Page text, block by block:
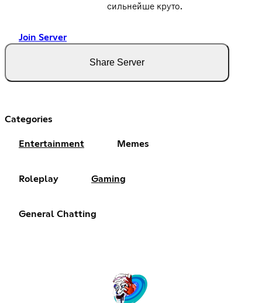
сильнейше круто.
Join Server
Share Server
Categories
Entertainment Memes
Roleplay Gaming
General Chatting